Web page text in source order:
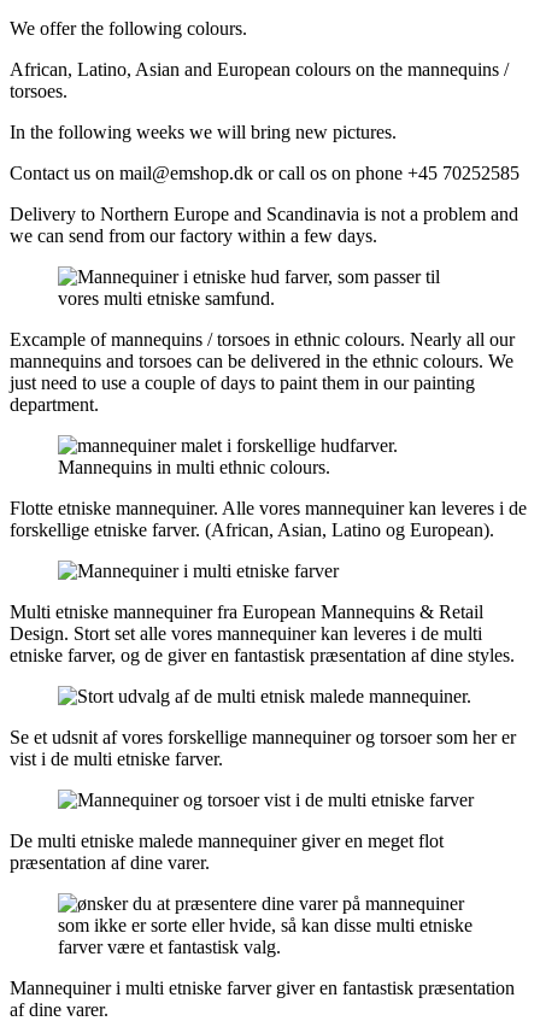
We offer the following colours.
African, Latino, Asian and European colours on the mannequins /
torsoes.
In the following weeks we will bring new pictures.
Contact us on mail@emshop.dk or call os on phone +45 70252585
Delivery to Northern Europe and Scandinavia is not a problem and
we can send from our factory within a few days.
Excample of mannequins / torsoes in ethnic colours. Nearly all our
mannequins and torsoes can be delivered in the ethnic colours. We
just need to use a couple of days to paint them in our painting
department.
Flotte etniske mannequiner. Alle vores mannequiner kan leveres i de
forskellige etniske farver. (African, Asian, Latino og European).
Multi etniske mannequiner fra European Mannequins & Retail
Design. Stort set alle vores mannequiner kan leveres i de multi
etniske farver, og de giver en fantastisk præsentation af dine styles.
Se et udsnit af vores forskellige mannequiner og torsoer som her er
vist i de multi etniske farver.
De multi etniske malede mannequiner giver en meget flot
præsentation af dine varer.
Mannequiner i multi etniske farver giver en fantastisk præsentation
af dine varer.